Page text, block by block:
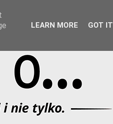
LEARN MORE GOT IT